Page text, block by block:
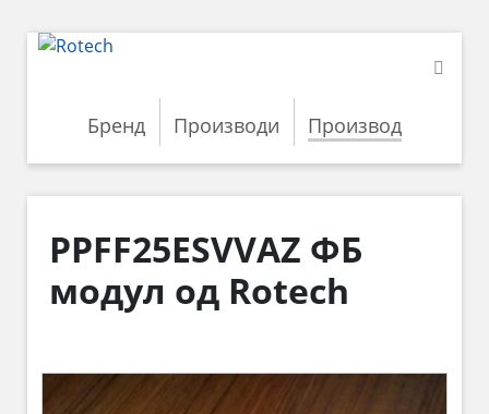
Бренд Производи Производ
PPFF25ESVVAZ ФБ
модул од Rotech